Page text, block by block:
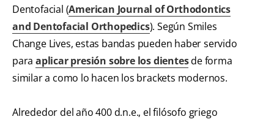
Dentofacial (American Journal of Orthodontics
and Dentofacial Orthopedics). Según Smiles
Change Lives, estas bandas pueden haber servido
para aplicar presión sobre los dientesde forma
similar a como lo hacen los brackets modernos.
Alrededor del año 400 d.n.e., el filósofo griego